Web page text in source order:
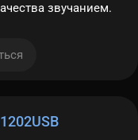
звучанием.